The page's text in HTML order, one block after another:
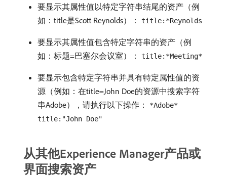
要显示其属性值以特定字符串结尾的资产（例
如：title是Scott Reynolds）：
title:*Reynolds
要显示其属性值包含特定字符串的资产（例
如：标题=巴塞尔会议室）：
title:*Meeting*
要显示包含特定字符串并具有特定属性值的资
源（例如：在title=John Doe的资源中搜索字符
串Adobe），请执行以下操作：
*Adobe*
title:"John Doe"
从其他Experience Manager产品或
界面搜索资产